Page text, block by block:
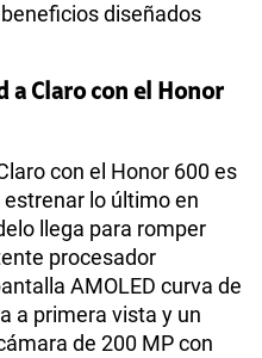
diseñados
a Claro con el Honor
con el Honor 600 es
estrenar lo último en
llega para romper
procesador
AMOLED curva de
a primera vista y un
de 200 MP con